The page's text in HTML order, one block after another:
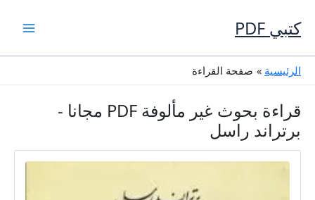
إلى
المحتوى
كتبي PDF
الرئيسية صفحة القراءة
قراءة بحوث غير مألوفة PDF مجانا -
برتراند راسل